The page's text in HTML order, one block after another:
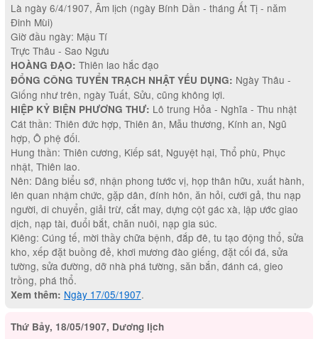
Là ngày 6/4/1907, Âm lịch (ngày Bính Dần - tháng Ất Tị - năm
Đinh Mùi)
Giờ đầu ngày: Mậu Tí
Trực Thâu - Sao Ngưu
HOÀNG ĐẠO: Thiên lao hắc đạo
ĐỔNG CÔNG TUYỂN TRẠCH NHẬT YẾU DỤNG: Ngày Thâu -
Giống như trên, ngày Tuất, Sửu, cũng không lợi.
HIỆP KỶ BIỆN PHƯƠNG THƯ: Lô trung Hỏa - Nghĩa - Thu nhật
Cát thần: Thiên đức hợp, Thiên ân, Mẫu thương, Kính an, Ngũ
hợp, Ô phệ đối.
Hung thần: Thiên cương, Kiếp sát, Nguyệt hại, Thổ phù, Phục
nhật, Thiên lao.
Nên: Dâng biểu sớ, nhận phong tước vị, họp thân hữu, xuất hành,
lên quan nhậm chức, gặp dân, đính hôn, ăn hỏi, cưới gả, thu nạp
người, di chuyển, giải trừ, cắt may, dựng cột gác xà, lập ước giao
dịch, nạp tài, đuổi bắt, chăn nuôi, nạp gia súc.
Kiêng: Cúng tế, mời thầy chữa bệnh, đắp đê, tu tạo động thổ, sửa
kho, xếp đặt buồng đẻ, khơi mương đào giếng, đặt cối đá, sửa
tường, sửa đường, dỡ nhà phá tường, săn bắn, đánh cá, gieo
trồng, phá thổ.
Xem thêm: Ngày 17/05/1907.
Thứ Bảy, 18/05/1907, Dương lịch